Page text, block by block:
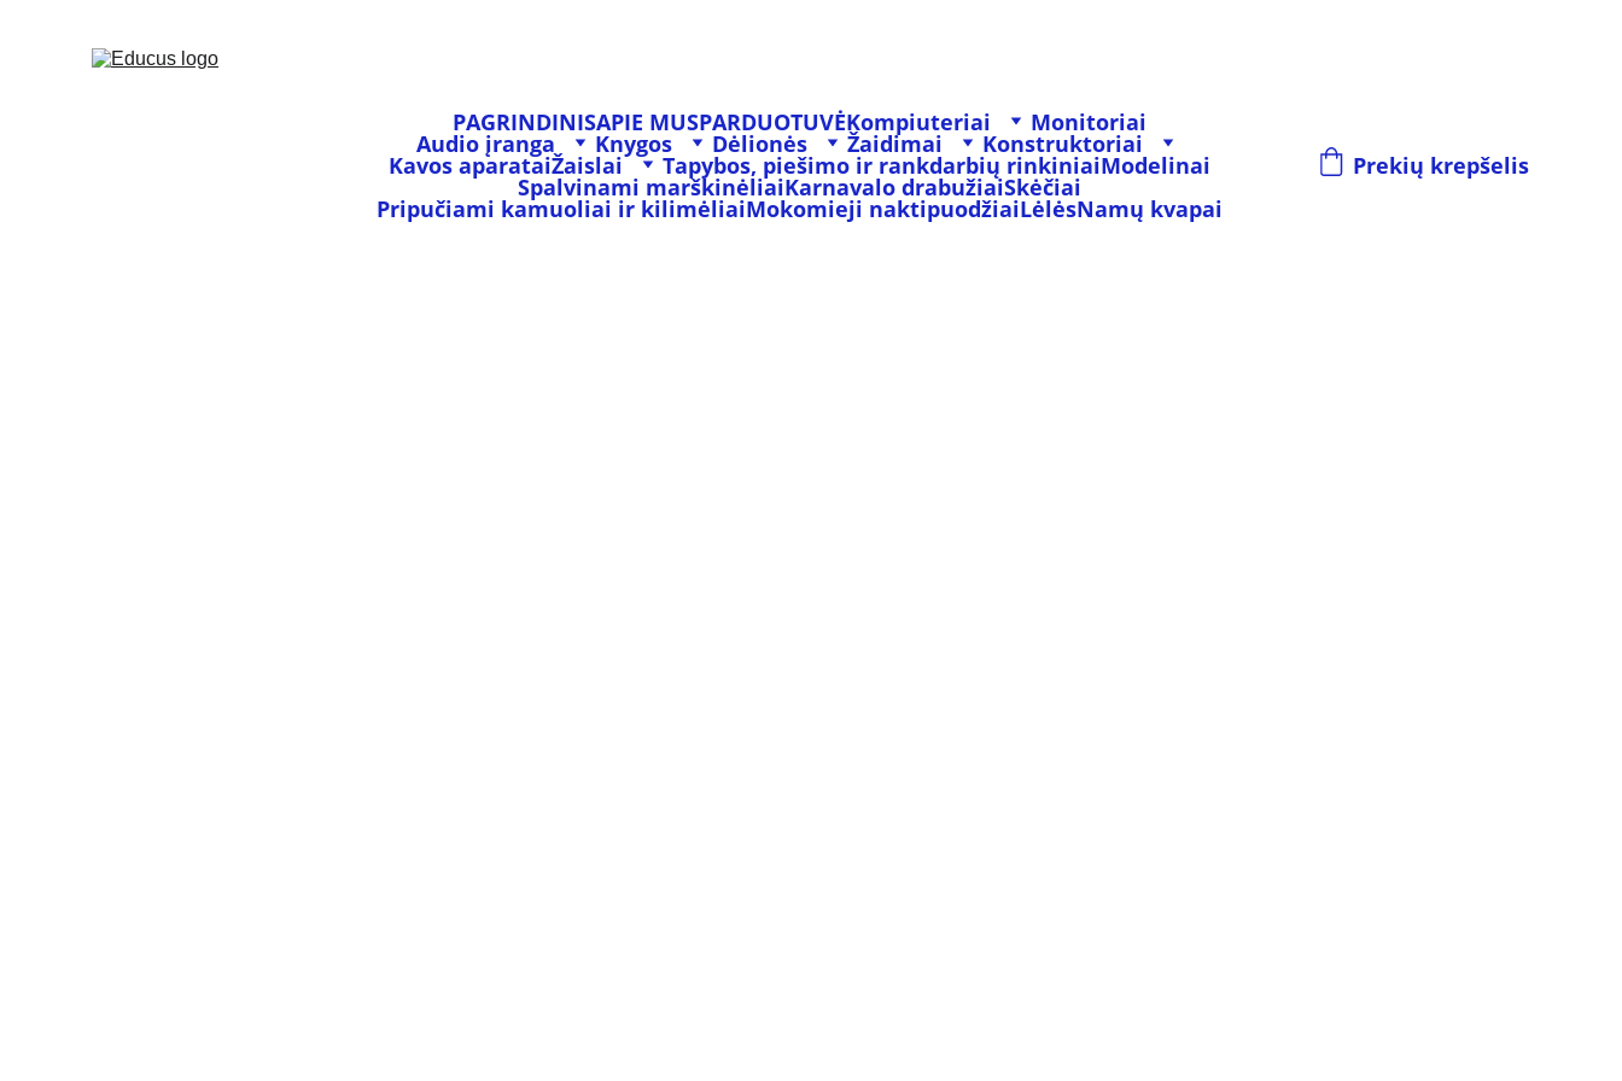
PAGRINDINISAPIE MUSPARDUOTUVĖKompiuteriai Monitoriai
Audio įranga Knygos Dėlionės Žaidimai Konstruktoriai
Kavos aparataiŽaislai Tapybos, piešimo ir rankdarbių rinkiniaiModelinai
Spalvinami marškinėliaiKarnavalo drabužiaiSkėčiai
Pripučiami kamuoliai ir kilimėliaiMokomieji naktipuodžiaiLėlėsNamų kvapai
Prekių krepšelis